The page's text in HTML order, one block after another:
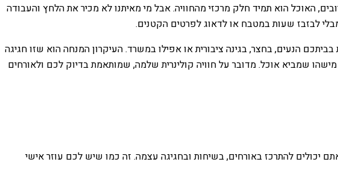
האוכל הוא תמיד חלק מרכזי מהחוויה. אבל מי מאיתנו לא מכיר את הלחץ והעבודה
לבזבז שעות במטבח או לדאוג לפרטים הקטנים.
מצומצם של אנשים – בין 10 ל-50 אורחים, למשל. זה יכול להיות בביתכם הנעים, בחצר, בגינה ציבורית או אפילו במשרד. העיקרון המנחה הוא שזו חגיגה
שמביא אוכל. מדובר על חוויה קולינרית שלמה, שמותאמת בדיוק לכם ולאורחים
יכולים להתרכז באורחים, בשיחות ובחגיגה עצמה. זה כמו שיש לכם עוזר אישי